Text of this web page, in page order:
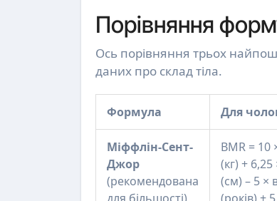
Порівняння
Ось порівняння трьох
даних про склад тіла.
Формула Для
Міффлін-Сент-
Джор
(рекомендована
для більшості)
BMR = 10
(кг) + 6,25
(см) – 5 ×
(років) + 5